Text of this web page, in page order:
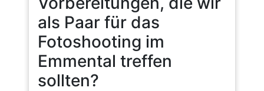
als Paar für das
Fotoshooting im
Emmental treffen
sollten?